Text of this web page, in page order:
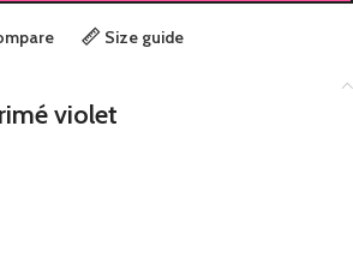
Size guide
violet